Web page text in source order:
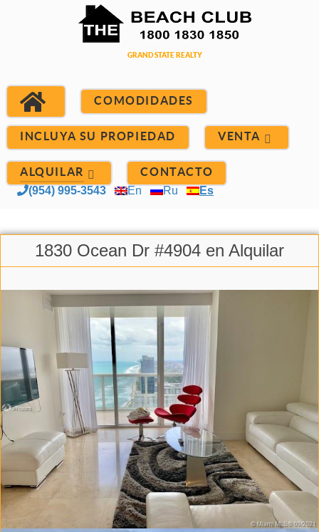
COMODIDADES
INCLUYA SU PROPIEDAD VENTA
ALQUILAR CONTACTO
(954) 995-3543 En Ru Es
1830 Ocean Dr #4904 en Alquilar